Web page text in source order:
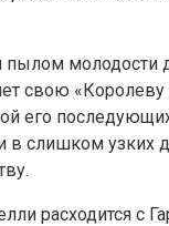
молодости
свою
его
узких
расходится с